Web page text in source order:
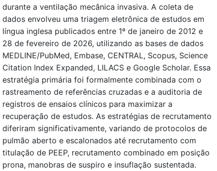
durante a ventilação mecânica invasiva. A coleta de
dados envolveu uma triagem eletrônica de estudos em
língua inglesa publicados entre 1º de janeiro de 2012 e
28 de fevereiro de 2026, utilizando as bases de dados
MEDLINE/PubMed, Embase, CENTRAL, Scopus, Science
Citation Index Expanded, LILACS e Google Scholar. Essa
estratégia primária foi formalmente combinada com o
rastreamento de referências cruzadas e a auditoria de
registros de ensaios clínicos para maximizar a
recuperação de estudos. As estratégias de recrutamento
diferiram significativamente, variando de protocolos de
pulmão aberto e escalonados até recrutamento com
titulação de PEEP, recrutamento combinado em posição
prona, manobras de suspiro e insuflação sustentada.